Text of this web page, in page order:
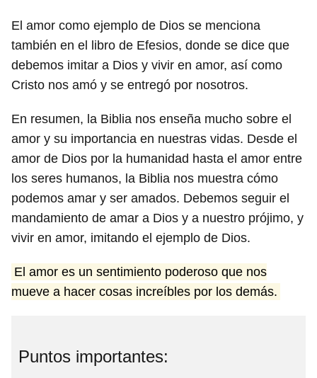
El amor como ejemplo de Dios se menciona
también en el libro de Efesios, donde se dice que
debemos imitar a Dios y vivir en amor, así como
Cristo nos amó y se entregó por nosotros.
En resumen, la Biblia nos enseña mucho sobre el
amor y su importancia en nuestras vidas. Desde el
amor de Dios por la humanidad hasta el amor entre
los seres humanos, la Biblia nos muestra cómo
podemos amar y ser amados. Debemos seguir el
mandamiento de amar a Dios y a nuestro prójimo, y
vivir en amor, imitando el ejemplo de Dios.
El amor es un sentimiento poderoso que nos
mueve a hacer cosas increíbles por los demás.
Puntos importantes: